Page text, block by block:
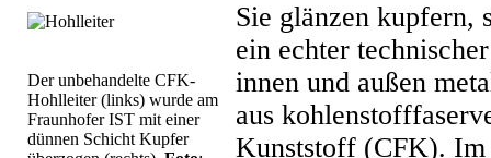
Der unbehandelte CFK-
Hohlleiter (links) wurde am
Fraunhofer IST mit einer
dünnen Schicht Kupfer
Sie glänzen kupfern,
ein echter
innen und außen
aus
Kunststoff (CFK). Im